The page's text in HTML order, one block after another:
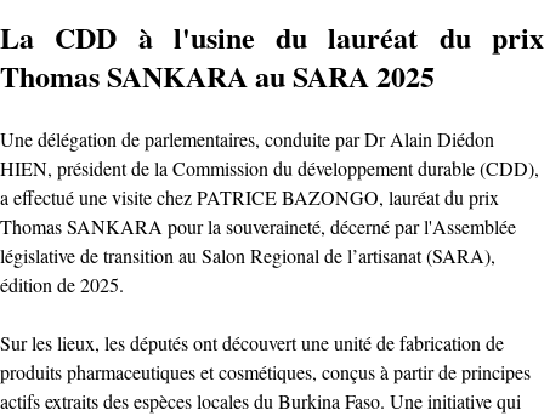
La CDD à ‎l'usine du lauréat du prix
Thomas SANKARA au SARA 2025 ‎
‎Une délégation de parlementaires, conduite par Dr Alain Diédon
HIEN, président de la Commission du développement durable (CDD),
a effectué une visite chez PATRICE BAZONGO, lauréat du prix
Thomas SANKARA pour la souveraineté, décerné par l'Assemblée
législative de transition au Salon Regional de l’artisanat (SARA),
édition de 2025.
Sur les lieux, les députés ont découvert une unité de fabrication de
produits pharmaceutiques et cosmétiques, conçus à partir de principes
actifs extraits des espèces locales du Burkina Faso. Une initiative qui